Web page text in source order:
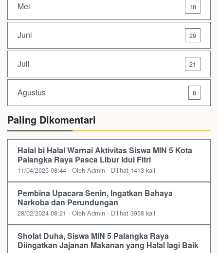
Mei 18
Juni 29
Juli 21
Agustus 8
Paling Dikomentari
Halal bi Halal Warnai Aktivitas Siswa MIN 5 Kota
Palangka Raya Pasca Libur Idul Fitri
11/04/2025 08:44 - Oleh Admin - Dilihat 1413 kali
Pembina Upacara Senin, Ingatkan Bahaya
Narkoba dan Perundungan
28/02/2024 08:21 - Oleh Admin - Dilihat 3958 kali
Sholat Duha, Siswa MIN 5 Palangka Raya
Diingatkan Jajanan Makanan yang Halal lagi Baik